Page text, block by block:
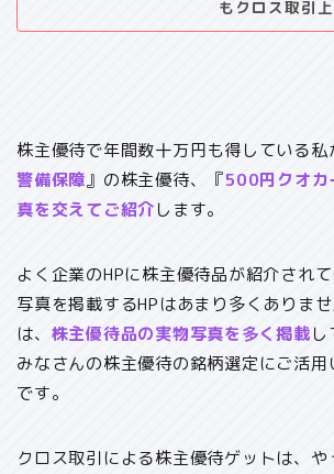
もクロス取引
株主優待で年間数十万円も得している私
警備保障』の株主優待、『500円クオカ
真を交えてご紹介します。
よく企業のHPに株主優待品が紹介され
写真を掲載するHPはあまり多くありませ
は、 株主優待品の実物写真を多く掲載し
みなさんの株主優待の銘柄選定にご活
です。
クロス取引による株主優待ゲットは、